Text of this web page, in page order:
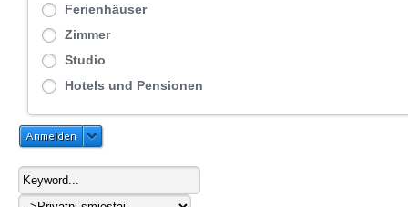
Ferienhäuser
Zimmer
Studio
Hotels und Pensionen
Anmelden